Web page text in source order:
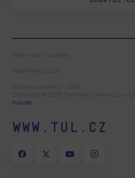
maveb
www.tul.cz